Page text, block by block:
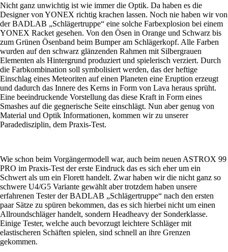
Nicht ganz unwichtig ist wie immer die Optik. Da haben es die
Designer von YONEX richtig krachen lassen. Noch nie haben wir von
der BADLAB „Schlägertruppe“ eine solche Farbexplosion bei einem
YONEX Racket gesehen. Von den Ösen in Orange und Schwarz bis
zum Grünen Ösenband beim Bumper am Schlägerkopf. Alle Farben
wurden auf den schwarz glänzenden Rahmen mit Silbergrauen
Elementen als Hintergrund produziert und spielerisch verziert. Durch
die Farbkombination soll symbolisiert werden, das der heftige
Einschlag eines Meteoriten auf einen Planeten eine Eruption erzeugt
und dadurch das Innere des Kerns in Form von Lava heraus sprüht.
Eine beeindruckende Vorstellung das diese Kraft in Form eines
Smashes auf die gegnerische Seite einschlägt. Nun aber genug von
Material und Optik Informationen, kommen wir zu unserer
Paradedisziplin, dem Praxis-Test.
Wie schon beim Vorgängermodell war, auch beim neuen ASTROX 99
PRO im Praxis-Test der erste Eindruck das es sich eher um ein
Schwert als um ein Florett handelt. Zwar haben wir die nicht ganz so
schwere U4/G5 Variante gewählt aber trotzdem haben unsere
erfahrenen Tester der BADLAB „Schlägertruppe“ nach den ersten
paar Sätze zu spüren bekommen, das es sich hierbei nicht um einen
Allroundschläger handelt, sondern Headheavy der Sonderklasse.
Einige Tester, welche auch bevorzugt leichtere Schläger mit
elastischeren Schäften spielen, sind schnell an ihre Grenzen
gekommen.